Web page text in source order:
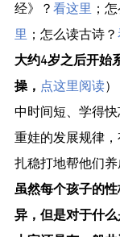
经》？ 看这里 ；
里 ；怎么读古诗？
大约4岁之后开始
操， 点这里阅读
中时间短、学得
重娃的发展规律
扎稳打地帮他们养
虽然每个孩子的
异，但是对于什